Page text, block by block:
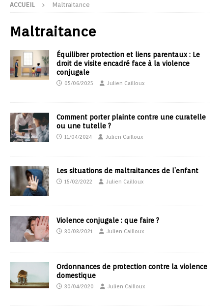
ACCUEIL Maltraitance
Maltraitance
Équilibrer protection et liens parentaux : Le
droit de visite encadré face à la violence
conjugale
05/06/2025 Julien Cailloux
Comment porter plainte contre une curatelle
ou une tutelle ?
11/04/2024 Julien Cailloux
Les situations de maltraitances de l’enfant
15/02/2022 Julien Cailloux
Violence conjugale : que faire ?
30/03/2021 Julien Cailloux
Ordonnances de protection contre la violence
domestique
30/04/2020 Julien Cailloux